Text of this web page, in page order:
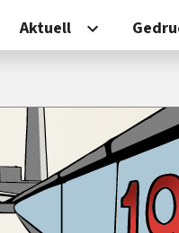
Aktuell